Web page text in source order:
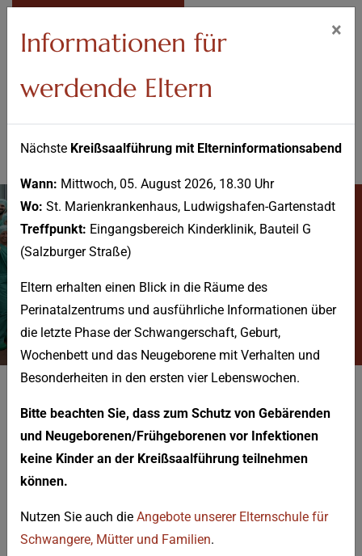
Über uns
KONTAKT
Hospiz Elias
Leben ... ein Leben lang
Mit dem Ziel „Leben … ein Leben lang“ bietet dasHospiz
Elias, das 2005 auf dem Gelände neben dem St.
Informationen für
werdende Eltern
×
Nächste Kreißsaalführung mit Elterninformationsabend
Wann: Mittwoch, 05. August 2026, 18.30 Uhr
Wo: St. Marienkrankenhaus, Ludwigshafen-Gartenstadt
Treffpunkt: Eingangsbereich Kinderklinik, Bauteil G
(Salzburger Straße)
Eltern erhalten einen Blick in die Räume des
Perinatalzentrums und ausführliche Informationen über
die letzte Phase der Schwangerschaft, Geburt,
Wochenbett und das Neugeborene mit Verhalten und
Besonderheiten in den ersten vier Lebenswochen.
Bitte beachten Sie, dass zum Schutz von Gebärenden
und Neugeborenen/Frühgeborenen vor Infektionen
keine Kinder an der Kreißsaalführung teilnehmen
können.
Nutzen Sie auch die Angebote unserer Elternschule für
Schwangere, Mütter und Familien.